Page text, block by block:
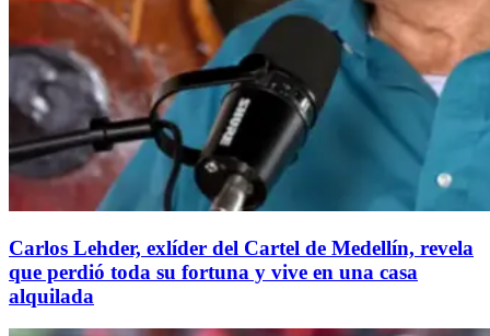
Carlos Lehder, exlíder del Cartel de Medellín, revela
que perdió toda su fortuna y vive en una casa
alquilada